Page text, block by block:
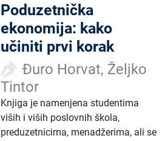
Poduzetnička
ekonomija: kako
učiniti prvi korak
Đuro Horvat, Željko
Tintor
Knjiga je namenjena studentima
viših i viših poslovnih škola,
preduzetnicima, menadžerima, ali se